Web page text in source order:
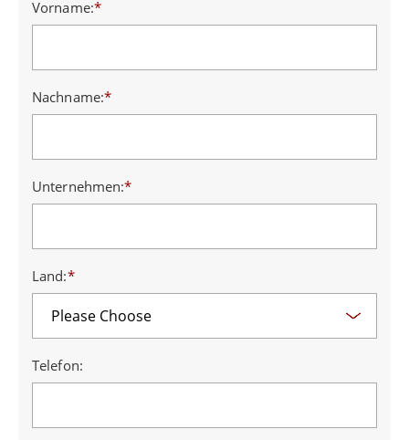
Vorname:*
Nachname:*
Unternehmen:*
Land:*
Telefon: